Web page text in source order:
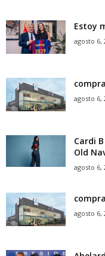
Estoy
agosto 6,
agosto 6,
Cardi
Old
agosto 6,
agosto 6,